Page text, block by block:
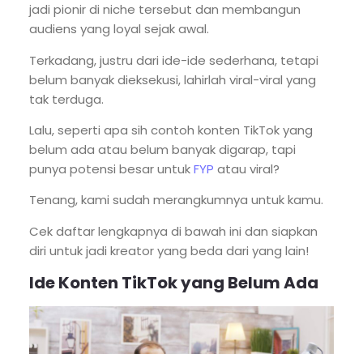
jadi pionir di niche tersebut dan membangun
audiens yang loyal sejak awal.
Terkadang, justru dari ide-ide sederhana, tetapi
belum banyak dieksekusi, lahirlah viral-viral yang
tak terduga.
Lalu, seperti apa sih contoh konten TikTok yang
belum ada atau belum banyak digarap, tapi
punya potensi besar untukFYP atau viral?
Tenang, kami sudah merangkumnya untuk kamu.
Cek daftar lengkapnya di bawah ini dan siapkan
diri untuk jadi kreator yang beda dari yang lain!
Ide Konten TikTok yang Belum Ada